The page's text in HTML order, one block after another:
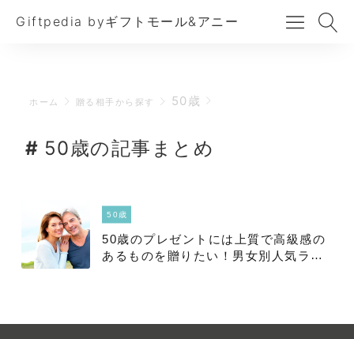
Giftpedia byギフトモール&アニー
ホーム 贈る相手から探す 50歳
50歳の記事まとめ
50歳
50歳のプレゼントには上質で高級感の
あるものを贈りたい！男女別人気ラン